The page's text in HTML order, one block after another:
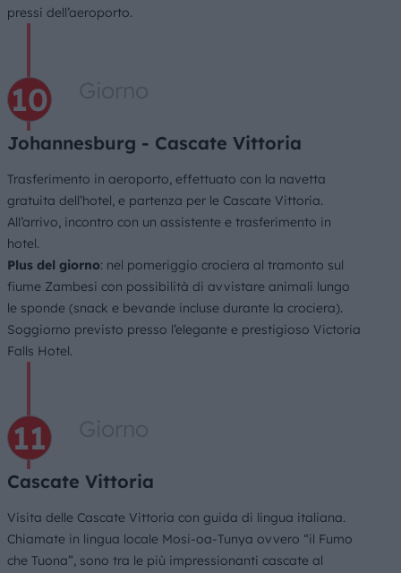
pressi dell’aeroporto.
Johannesburg - Cascate Vittoria
Trasferimento in aeroporto, effettuato con la navetta
gratuita dell’hotel, e partenza per le Cascate Vittoria.
All’arrivo, incontro con un assistente e trasferimento in
hotel.
Plus del giorno: nel pomeriggio crociera al tramonto sul
fiume Zambesi con possibilità di avvistare animali lungo
le sponde (snack e bevande incluse durante la crociera).
Soggiorno previsto presso l’elegante e prestigioso Victoria
Falls Hotel.
Cascate Vittoria
Visita delle Cascate Vittoria con guida di lingua italiana.
Chiamate in lingua locale Mosi-oa-Tunya ovvero “il Fumo
che Tuona”, sono tra le più impressionanti cascate al